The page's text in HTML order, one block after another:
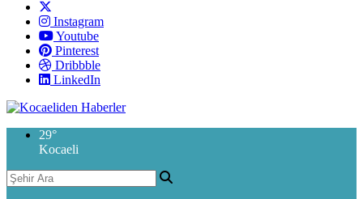
Instagram
Youtube
Pinterest
Dribbble
LinkedIn
29°
Kocaeli